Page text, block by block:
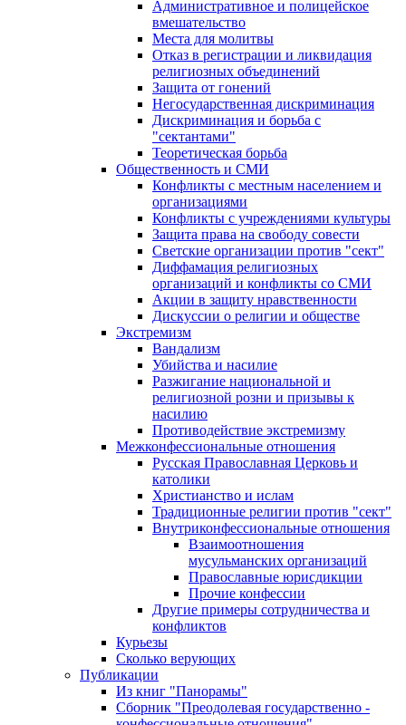
Административное и полицейское
вмешательство
Места для молитвы
Отказ в регистрации и ликвидация
религиозных объединений
Защита от гонений
Негосударственная дискриминация
Дискриминация и борьба с
"сектантами"
Теоретическая борьба
Общественность и СМИ
Конфликты с местным населением и
организациями
Конфликты с учреждениями культуры
Защита права на свободу совести
Светские организации против "сект"
Диффамация религиозных
организаций и конфликты со СМИ
Акции в защиту нравственности
Дискуссии о религии и обществе
Экстремизм
Вандализм
Убийства и насилие
Разжигание национальной и
религиозной розни и призывы к
насилию
Противодействие экстремизму
Межконфессиональные отношения
Русская Православная Церковь и
католики
Христианство и ислам
Традиционные религии против "сект"
Внутриконфессиональные отношения
Взаимоотношения
мусульманских организаций
Православные юрисдикции
Прочие конфессии
Другие примеры сотрудничества и
конфликтов
Курьезы
Сколько верующих
Публикации
Из книг "Панорамы"
Сборник "Преодолевая государственно -